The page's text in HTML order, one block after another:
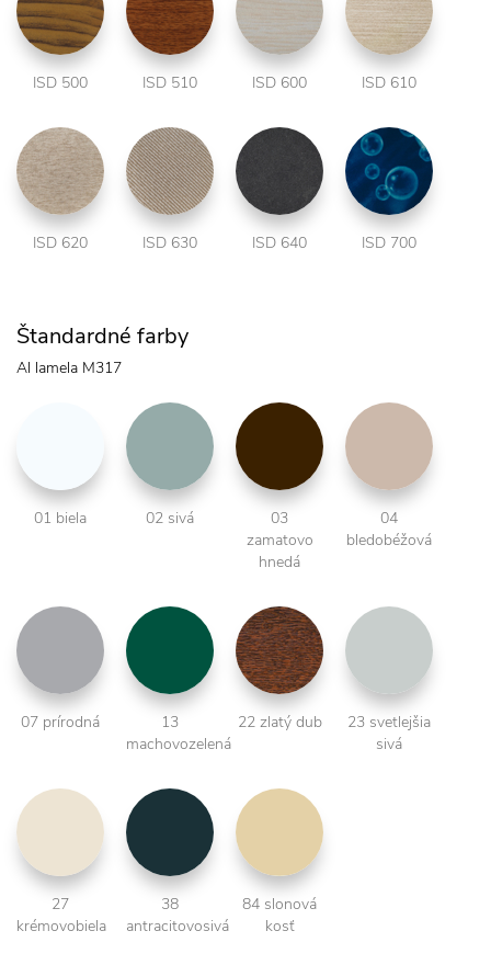
ISD 500 ISD 510 ISD 600 ISD 610
ISD 620 ISD 630 ISD 640 ISD 700
Štandardné farby
Al lamela M317
01 biela 02 sivá
03
zamatovo
hnedá
04
bledobéžová
07 prírodná
13
machovozelená
22 zlatý dub
23 svetlejšia
sivá
27
krémovobiela
38
antracitovosivá
84 slonová
kosť